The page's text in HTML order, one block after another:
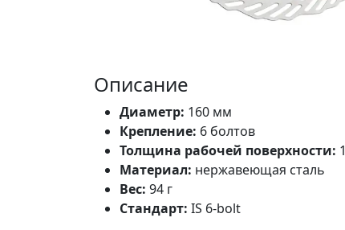
Описание
Диаметр: 160 мм
Крепление: 6 болтов
Толщина рабочей поверхности:
Материал: нержавеющая сталь
Вес: 94 г
Стандарт: IS 6-bolt